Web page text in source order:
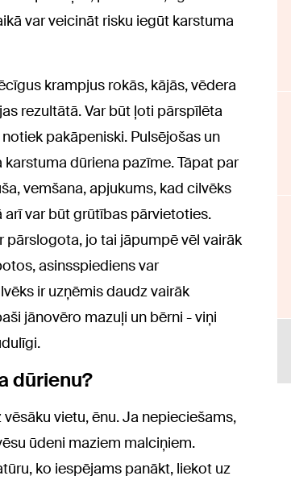
var veicināt risku iegūt karstuma
krampjus rokās, kājās, vēdera
rezultātā. Var būt ļoti pārspīlēta
pakāpeniski. Pulsējošas un
dūriena pazīme. Tāpat par
vemšana, apjukums, kad cilvēks
var būt grūtības pārvietoties.
jo tai jāpumpē vēl vairāk
asinsspiediens var
ir uzņēmis daudz vairāk
jānovēro mazuļi un bērni - viņi
dūrienu?
vietu, ēnu. Ja nepieciešams,
ūdeni maziem malciņiem.
ko iespējams panākt, liekot uz